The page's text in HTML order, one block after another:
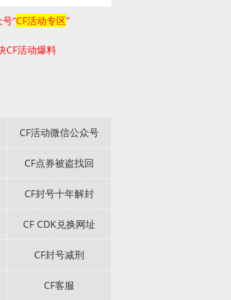
“CF活动专区”
CF活动爆料
CF活动微信公众号
CF点券被盗找回
CF封号十年解封
CF CDK兑换网址
CF封号减刑
CF客服